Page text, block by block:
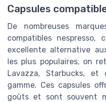
Capsules
De nombreuses
compatibles
excellente alternative
les plus populaires, on
Lavazza, Starbucks, et
gamme. Ces capsules
goûts et sont souvent